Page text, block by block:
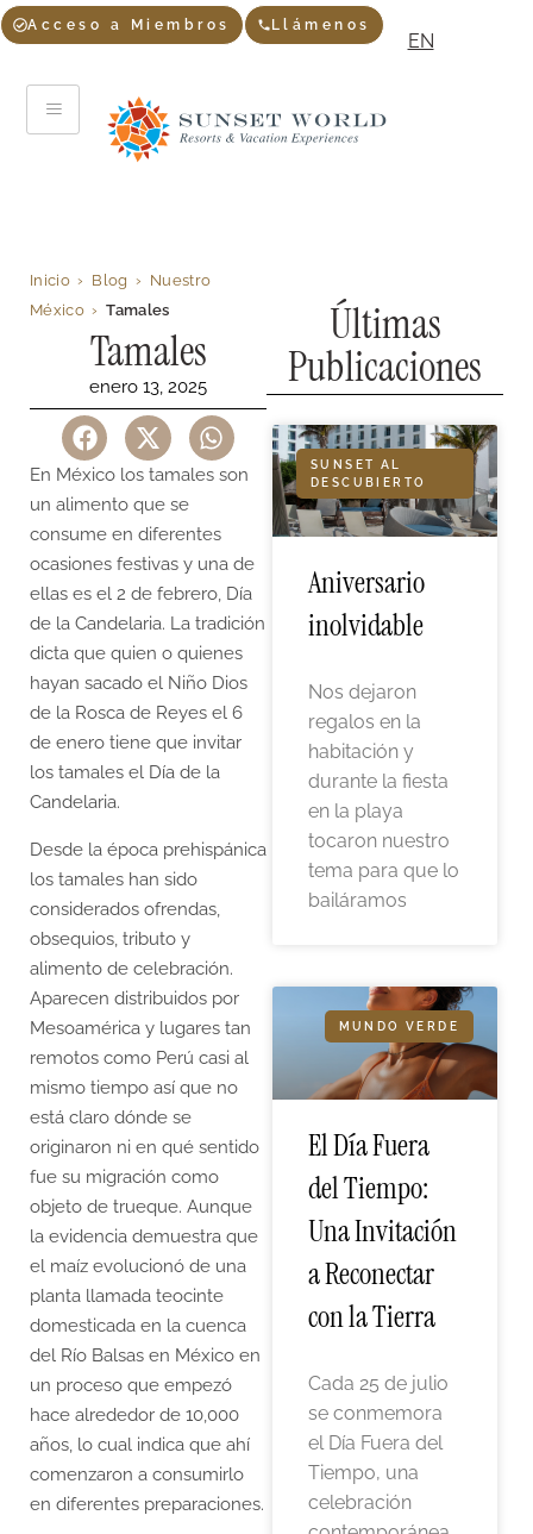
Acceso a Miembros Llámenos
EN
Inicio› Blog › Nuestro
México›Tamales
Tamales
enero 13, 2025
En México los tamales son
un alimento que se
consume en diferentes
ocasiones festivas y una de
ellas es el 2 de febrero, Día
de la Candelaria. La tradición
dicta que quien o quienes
hayan sacado el Niño Dios
de la Rosca de Reyes el 6
de enero tiene que invitar
los tamales el Día de la
Candelaria.
Desde la época prehispánica
los tamales han sido
considerados ofrendas,
obsequios, tributo y
alimento de celebración.
Aparecen distribuidos por
Mesoamérica y lugares tan
remotos como Perú casi al
mismo tiempo así que no
está claro dónde se
originaron ni en qué sentido
fue su migración como
objeto de trueque. Aunque
la evidencia demuestra que
el maíz evolucionó de una
planta llamada teocinte
domesticada en la cuenca
del Río Balsas en México en
un proceso que empezó
hace alrededor de 10,000
años, lo cual indica que ahí
comenzaron a consumirlo
en diferentes preparaciones.
Últimas
Publicaciones
SUNSET AL
DESCUBIERTO
Aniversario
inolvidable
Nos dejaron
regalos en la
habitación y
durante la fiesta
en la playa
tocaron nuestro
tema para que lo
bailáramos
MUNDO VERDE
El Día Fuera
del Tiempo:
Una Invitación
a Reconectar
con la Tierra
Cada 25 de julio
se conmemora
el Día Fuera del
Tiempo, una
celebración